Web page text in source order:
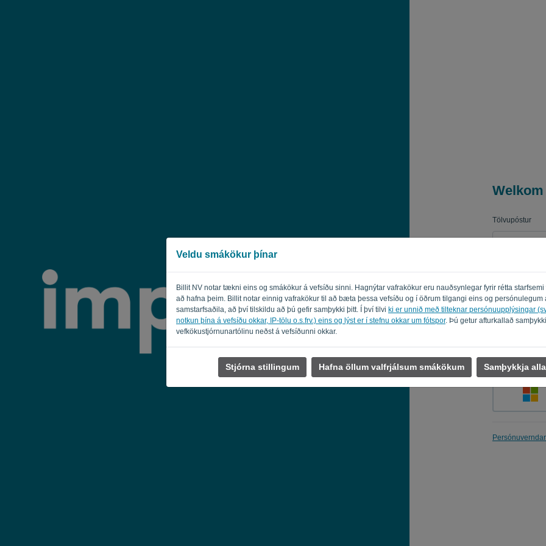
Veldu smákökur þínar
Billit NV notar tækni eins og smákökur á vefsíðu sinni. Hagnýtar vafrakökur eru nauðsynlegar fyrir rétta
að hafna þeim. Billit notar einnig vafrakökur til að bæta þessa vefsíðu og í öðrum tilgangi eins og persónulegum
samstarfsaðila, að því tilskildu að þú gefir samþykki þitt. Í því tilvi ki er unnið með tilteknar persónuupplýsingar
notkun þína á vefsíðu okkar, IP-tölu o.s.frv.) eins og lýst er í stefnu okkar um fótspor. Þú getur afturkallað
vefkökustjórnunartólinu neðst á vefsíðunni okkar.
Stjórna stillingum Hafna öllum valfrjálsum smákökum Samþykkja
Welkom
Tölvupóstur
Muna eftir